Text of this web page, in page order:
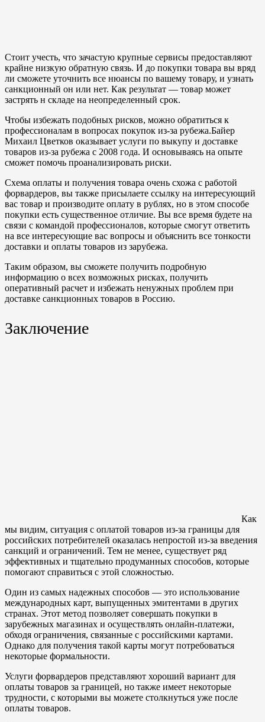
Стоит учесть, что зачастую крупные сервисы предоставляют
крайне низкую обратную связь. И до покупки товара вы вряд
ли сможете уточнить все нюансы по вашему товару, и узнать
санкционный он или нет. Как результат — товар может
застрять н складе на неопределенный срок.
Чтобы избежать подобных рисков, можно обратиться к
профессионалам в вопросах покупок из-за рубежа.Байер
Михаил Цветков оказывает услуги по выкупу и доставке
товаров из-за рубежа с 2008 года. И основываясь на опыте
сможет помочь проанализировать риски.
Схема оплаты и получения товара очень схожа с работой
форвардеров, вы также присылаете ссылку на интересующий
вас товар и производите оплату в рублях, но в этом способе
покупки есть существенное отличие. Вы все время будете на
связи с командой профессионалов, которые смогут ответить
на все интересующие вас вопросы и объяснить все тонкости
доставки и оплаты товаров из зарубежа.
Таким образом, вы сможете получить подробную
информацию о всех возможных рисках, получить
оперативный расчет и избежать ненужных проблем при
доставке санкционных товаров в Россию.
Заключение
Как
мы видим, ситуация с оплатой товаров из-за границы для
российских потребителей оказалась непростой из-за введения
санкций и ограничений. Тем не менее, существует ряд
эффективных и тщательно продуманных способов, которые
помогают справиться с этой сложностью.
Один из самых надежных способов — это использование
международных карт, выпущенных эмитентами в других
странах. Этот метод позволяет совершать покупки в
зарубежных магазинах и осуществлять онлайн-платежи,
обходя ограничения, связанные с российскими картами.
Однако для получения такой карты могут потребоваться
некоторые формальности.
Услуги форвардеров представляют хороший вариант для
оплаты товаров за границей, но также имеет некоторые
трудности, с которыми вы можете столкнуться уже после
оплаты товаров.